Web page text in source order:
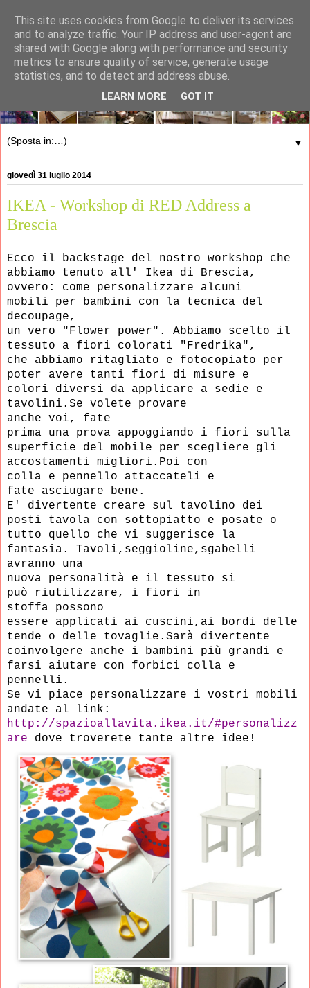
▼
giovedì 31 luglio 2014
IKEA - Workshop di RED Address a
Brescia
Ecco il backstage del nostro workshop che
abbiamo tenuto all' Ikea di Brescia,
ovvero: come personalizzare alcuni
mobili per bambini con la tecnica del
decoupage,
un vero "Flower power". Abbiamo scelto il
tessuto a fiori colorati
"Fredrika",
che abbiamo ritagliato e fotocopiato per
poter avere tanti fiori di misure e
colori diversi da applicare a sedie e
tavolini.Se volete provare
anche voi, fate
prima una prova appoggiando i fiori sulla
superficie del mobile per scegliere gli
accostamenti migliori.Poi con
colla e pennello attaccateli e
fate asciugare bene.
E' divertente creare sul tavolino dei
posti tavola con sottopiatto e posate o
tutto quello che vi suggerisce la
fantasia. Tavoli,seggioline,sgabelli
avranno una
nuova personalità e il tessuto si
può
riutilizzare, i fiori in
stoffa possono
essere applicati ai cuscini,ai bordi delle
tende o delle tovaglie.Sarà divertente
coinvolgere anche i bambini più grandi e
farsi aiutare con forbici colla e
pennelli.
Se vi piace personalizzare i vostri mobili
andate al link:
http://spazioallavita.ikea.it/#personalizz
are dove troverete tante altre idee!
This site uses cookies from Google to deliver its services
and to analyze traffic. Your IP address and user-agent are
shared with Google along with performance and security
metrics to ensure quality of service, generate usage
statistics, and to detect and address abuse.
LEARN MORE GOT IT